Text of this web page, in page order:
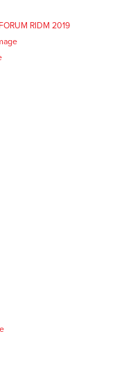
RIDM 2019